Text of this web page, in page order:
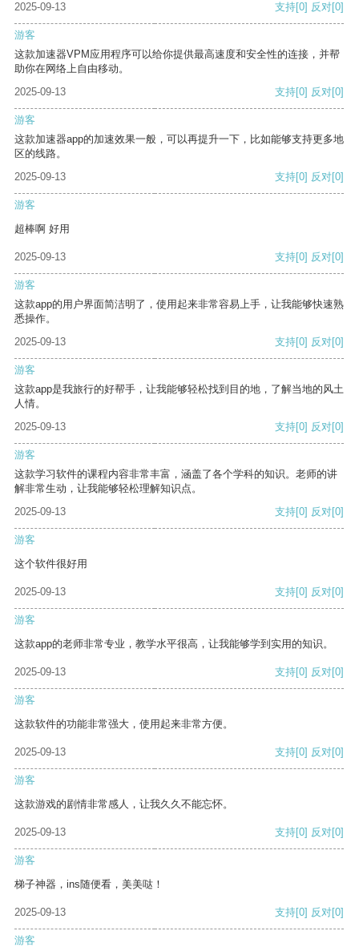
2025-09-13 支持[0] 反对[0]
游客
这款加速器VPM应用程序可以给你提供最高速度和安全性的连接，并帮
助你在网络上自由移动。
2025-09-13
支持[0] 反对[0]
游客
这款加速器app的加速效果一般，可以再提升一下，比如能够支持更多地
区的线路。
2025-09-13
支持[0] 反对[0]
游客
超棒啊 好用
2025-09-13 支持[0] 反对[0]
游客
这款app的用户界面简洁明了，使用起来非常容易上手，让我能够快速熟
悉操作。
2025-09-13
支持[0] 反对[0]
游客
这款app是我旅行的好帮手，让我能够轻松找到目的地，了解当地的风土
人情。
2025-09-13
支持[0] 反对[0]
游客
这款学习软件的课程内容非常丰富，涵盖了各个学科的知识。老师的讲
解非常生动，让我能够轻松理解知识点。
2025-09-13
支持[0] 反对[0]
游客
这个软件很好用
2025-09-13 支持[0] 反对[0]
游客
这款app的老师非常专业，教学水平很高，让我能够学到实用的知识。
2025-09-13 支持[0] 反对[0]
游客
这款软件的功能非常强大，使用起来非常方便。
2025-09-13 支持[0] 反对[0]
游客
这款游戏的剧情非常感人，让我久久不能忘怀。
2025-09-13 支持[0] 反对[0]
游客
梯子神器，ins随便看，美美哒！
2025-09-13 支持[0] 反对[0]
游客